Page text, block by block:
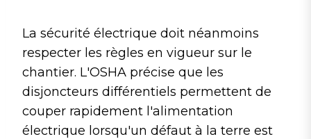
La sécurité électrique doit néanmoins
respecter les règles en vigueur sur le
chantier. L'OSHA précise que les
disjoncteurs différentiels permettent de
couper rapidement l'alimentation
électrique lorsqu'un défaut à la terre est